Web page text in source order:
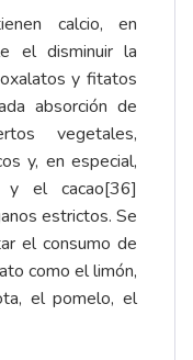
calcio, en
el disminuir la
y fitatos
absorción de
vegetales,
y, en especial,
y el cacao[36]
estrictos. Se
el consumo de
como el limón,
el pomelo, el